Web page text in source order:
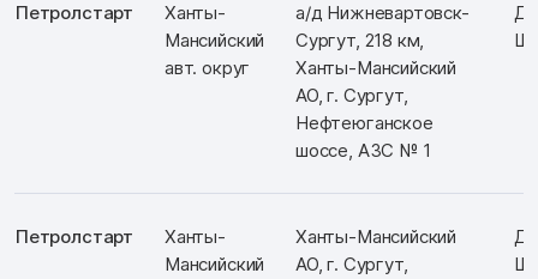
Петролстарт
Ханты-
Мансийский
авт. округ
а/д Нижневартовск-
Сургут, 218 км,
Ханты-Мансийский
АО, г. Сургут,
Нефтеюганское
шоссе, АЗС № 1
Д:
Ш:
Петролстарт
Ханты-
Мансийский
Ханты-Мансийский
АО, г. Сургут,
Д:
Ш: